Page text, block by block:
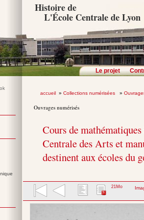
Histoire de
L'École Centrale de Lyon
Le projet
accueil» Collections numérisées »
Ouvrages numérisés
Cours de
Centrale des Arts et
destinent aux écoles du
21Mo